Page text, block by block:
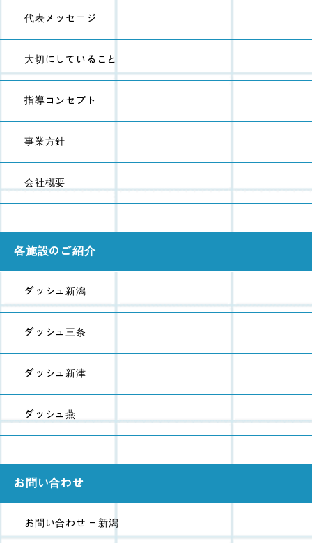
代表メッセージ
大切にしていること
指導コンセプト
事業方針
会社概要
各施設のご紹介
ダッシュ新潟
ダッシュ三条
ダッシュ新津
ダッシュ燕
お問い合わせ
お問い合わせ - 新潟